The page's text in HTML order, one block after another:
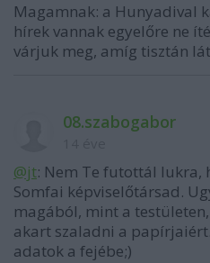
Magamnak: a Hunyadival
hírek vannak egyelőre ne
várjuk meg, amíg tisztán
08.szabogabor
@jt: Nem Te futottál lukra,
Somfai képviselőtársad.
magából, mint a
akart szaladni a
adatok a fejébe;)